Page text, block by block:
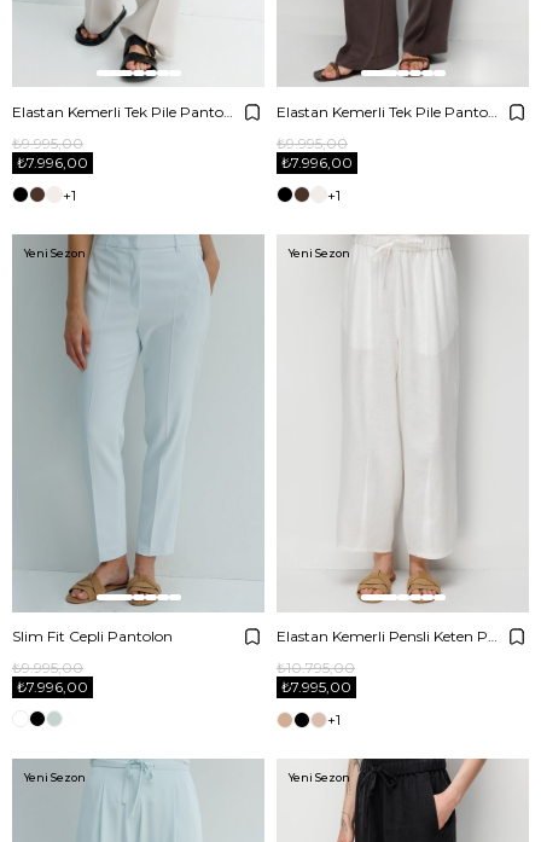
₺7.996,00
₺9.995,00
+1
₺7.996,00
₺9.995,00
+1
Slim Fit Cepli Pantolon
₺7.996,00
₺9.995,00
Yeni Sezon
Elastan Kemerli Pensli Keten Pantolon
₺7.995,00
₺10.795,00
+1
Yeni Sezon
Yeni Sezon Yeni Sezon